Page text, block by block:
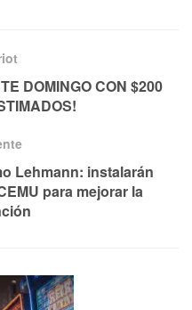
DOMINGO CON $200
Lehmann: instalarán
para mejorar la